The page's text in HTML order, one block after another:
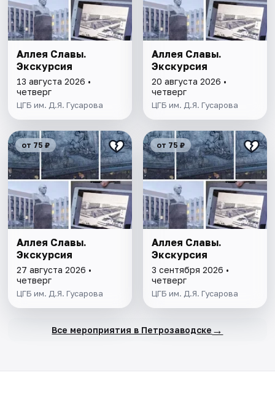
Аллея Славы.
Экскурсия
13 августа 2026 •
четверг
ЦГБ им. Д.Я. Гусарова
Аллея Славы.
Экскурсия
20 августа 2026 •
четверг
ЦГБ им. Д.Я. Гусарова
от 75 ₽
Аллея Славы.
Экскурсия
27 августа 2026 •
четверг
ЦГБ им. Д.Я. Гусарова
от 75 ₽
Аллея Славы.
Экскурсия
3 сентября 2026 •
четверг
ЦГБ им. Д.Я. Гусарова
Все мероприятия в Петрозаводске →